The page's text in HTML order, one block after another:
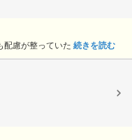
配慮が整っていた 続きを読む